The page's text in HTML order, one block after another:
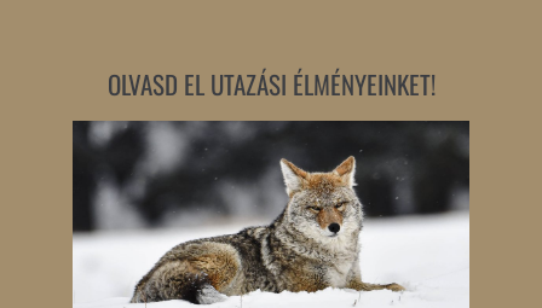
OLVASD EL UTAZÁSI ÉLMÉNYEINKET!